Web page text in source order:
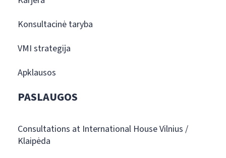
Konsultacinė taryba
VMI strategija
Apklausos
PASLAUGOS
Consultations at International House Vilnius /
Klaipėda